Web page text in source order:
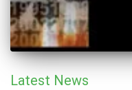
Latest News